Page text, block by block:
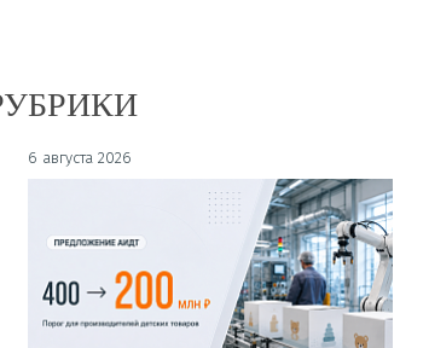
6 августа 2026